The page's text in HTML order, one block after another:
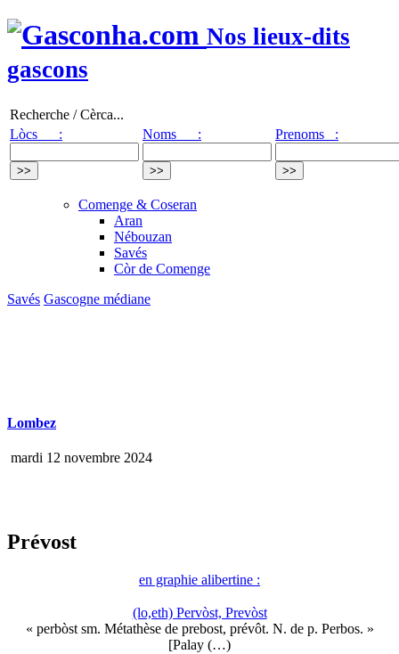
Nos lieux-dits
gascons
Recherche / Cèrca...
Lòcs :
Noms : Prenoms :
Comenge & Coseran
Aran
Nébouzan
Savés
Còr de Comenge
Savés Gascogne médiane
Lombez
mardi 12 novembre 2024
Prévost
en graphie alibertine :
(lo,eth) Pervòst, Prevòst
« perbòst sm. Métathèse de prebost, prévôt. N. de p. Perbos. »
[Palay (…)